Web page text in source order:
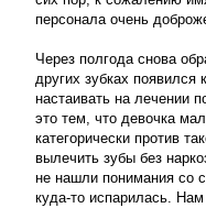
персонала очень
Через полгода снова
других зубках
настаивать на лечении
это тем, что девочка
категорически против
вылечить зубы без
не нашли понимания со
куда-то испарилась.